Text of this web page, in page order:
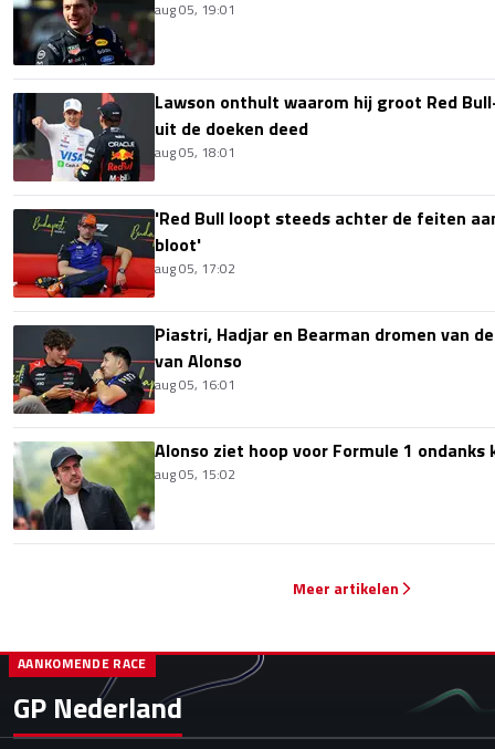
aug 05, 19:01
Lawson onthult waarom hij groot Red
uit de doeken deed
aug 05, 18:01
'Red Bull loopt steeds achter de feiten
bloot'
aug 05, 17:02
Piastri, Hadjar en Bearman dromen van
van Alonso
aug 05, 16:01
Alonso ziet hoop voor Formule 1
aug 05, 15:02
Meer artikelen
GP Nederland
AANKOMENDE RACE